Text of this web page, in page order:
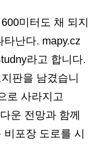
미터도 채 되지
난다. mapy.cz
라고 합니다.
판을 남겼습니
로 사라지고
운 전망과 함께
포장 도로를 시